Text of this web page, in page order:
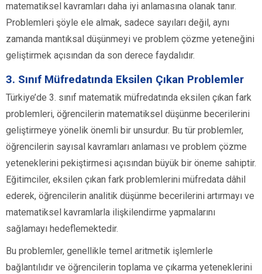
matematiksel kavramları daha iyi anlamasına olanak tanır.
Problemleri şöyle ele almak, sadece sayıları değil, aynı
zamanda mantıksal düşünmeyi ve problem çözme yeteneğini
geliştirmek açısından da son derece faydalıdır.
3. Sınıf Müfredatında Eksilen Çıkan Problemler
Türkiye’de 3. sınıf matematik müfredatında eksilen çıkan fark
problemleri, öğrencilerin matematiksel düşünme becerilerini
geliştirmeye yönelik önemli bir unsurdur. Bu tür problemler,
öğrencilerin sayısal kavramları anlaması ve problem çözme
yeteneklerini pekiştirmesi açısından büyük bir öneme sahiptir.
Eğitimciler, eksilen çıkan fark problemlerini müfredata dâhil
ederek, öğrencilerin analitik düşünme becerilerini artırmayı ve
matematiksel kavramlarla ilişkilendirme yapmalarını
sağlamayı hedeflemektedir.
Bu problemler, genellikle temel aritmetik işlemlerle
bağlantılıdır ve öğrencilerin toplama ve çıkarma yeteneklerini